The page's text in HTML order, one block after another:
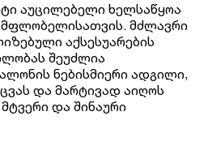
აუცილებელი ხელსაწყოა
მძლავრი
აქსესუარების
შეუძლია
ნებისმიერი ადგილი,
და მარტივად აიღოს
და შინაური